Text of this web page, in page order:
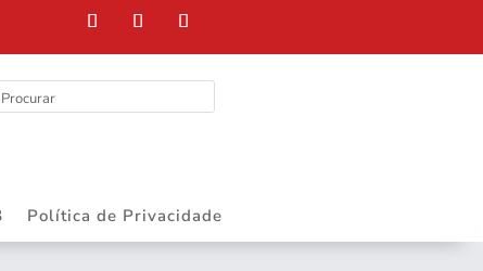
Política de Privacidade